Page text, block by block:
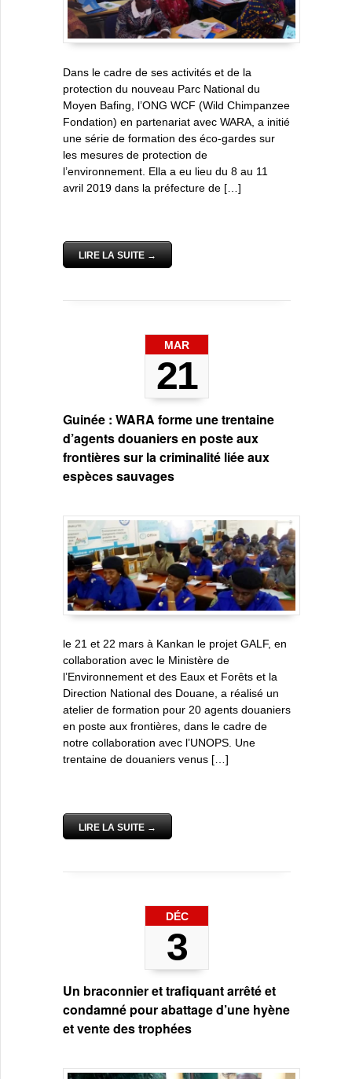
Dans le cadre de ses activités et de la
protection du nouveau Parc National du
Moyen Bafing, l’ONG WCF (Wild Chimpanzee
Fondation) en partenariat avec WARA, a initié
une série de formation des éco-gardes sur
les mesures de protection de
l’environnement. Ella a eu lieu du 8 au 11
avril 2019 dans la préfecture de […]
LIRE LA SUITE →
MAR
21
Guinée : WARA forme une trentaine
d’agents douaniers en poste aux
frontières sur la criminalité liée aux
espèces sauvages
le 21 et 22 mars à Kankan le projet GALF, en
collaboration avec le Ministère de
l’Environnement et des Eaux et Forêts et la
Direction National des Douane, a réalisé un
atelier de formation pour 20 agents douaniers
en poste aux frontières, dans le cadre de
notre collaboration avec l’UNOPS. Une
trentaine de douaniers venus […]
LIRE LA SUITE →
DÉC
3
Un braconnier et trafiquant arrêté et
condamné pour abattage d’une hyène
et vente des trophées